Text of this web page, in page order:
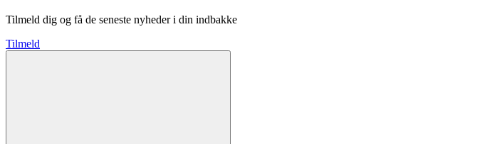
Tilmeld dig og få de seneste nyheder i din indbakke
Tilmeld